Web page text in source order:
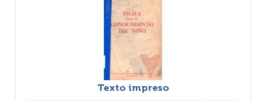
Texto impreso